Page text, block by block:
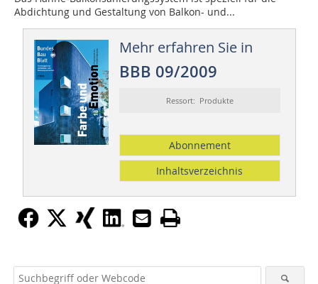
Abdichtung und Gestaltung von Balkon- und...
Mehr erfahren Sie in
BBB 09/2009
Ressort: Produkte
Abonnement
Inhaltsverzeichnis